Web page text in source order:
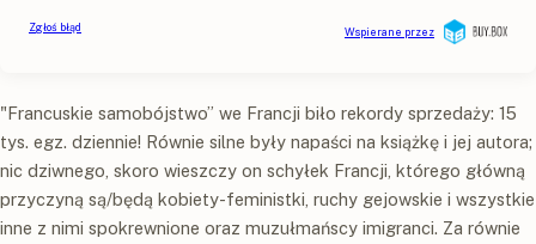
"Francuskie samobójstwo” we Francji biło rekordy sprzedaży: 15
tys. egz. dziennie! Równie silne były napaści na książkę i jej autora;
nic dziwnego, skoro wieszczy on schyłek Francji, którego główną
przyczyną są/będą kobiety-feministki, ruchy gejowskie i wszystkie
inne z nimi spokrewnione oraz muzułmańscy imigranci. Za równie